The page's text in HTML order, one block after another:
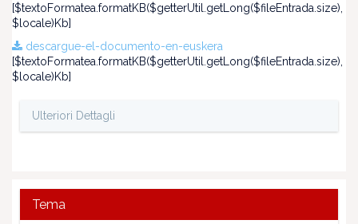
[$textoFormatea.formatKB($getterUtil.getLong($fileEntrada.size),
$locale)Kb]
descargue-el-documento-en-euskera
[$textoFormatea.formatKB($getterUtil.getLong($fileEntrada.size),
$locale)Kb]
Ulteriori Dettagli
Tema